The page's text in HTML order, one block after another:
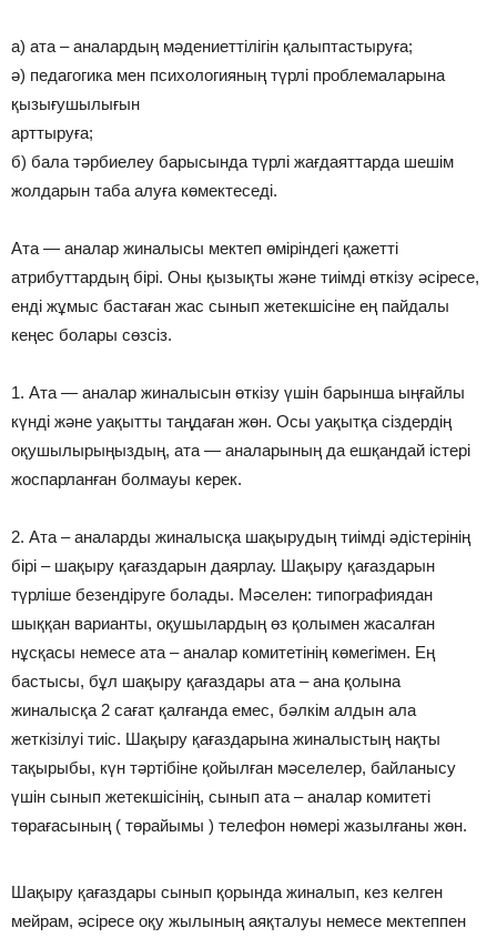
а) ата – аналардың мәдениеттілігін қалыптастыруға;
ә) педагогика мен психологияның түрлі проблемаларына
қызығушылығын
арттыруға;
б) бала тәрбиелеу барысында түрлі жағдаяттарда шешім
жолдарын таба алуға көмектеседі.
Ата — аналар жиналысы мектеп өміріндегі қажетті
атрибуттардың бірі. Оны қызықты және тиімді өткізу әсіресе,
енді жұмыс бастаған жас сынып жетекшісіне ең пайдалы
кеңес болары сөзсіз.
1. Ата — аналар жиналысын өткізу үшін барынша ыңғайлы
күнді және уақытты таңдаған жөн. Осы уақытқа сіздердің
оқушылырыңыздың, ата — аналарының да ешқандай істері
жоспарланған болмауы керек.
2. Ата – аналарды жиналысқа шақырудың тиімді әдістерінің
бірі – шақыру қағаздарын даярлау. Шақыру қағаздарын
түрліше безендіруге болады. Мәселен: типографиядан
шыққан варианты, оқушылардың өз қолымен жасалған
нұсқасы немесе ата – аналар комитетінің көмегімен. Ең
бастысы, бұл шақыру қағаздары ата – ана қолына
жиналысқа 2 сағат қалғанда емес, бәлкім алдын ала
жеткізілуі тиіс. Шақыру қағаздарына жиналыстың нақты
тақырыбы, күн тәртібіне қойылған мәселелер, байланысу
үшін сынып жетекшісінің, сынып ата – аналар комитеті
төрағасының ( төрайымы ) телефон нөмері жазылғаны жөн.
Шақыру қағаздары сынып қорында жиналып, кез келген
мейрам, әсіресе оқу жылының аяқталуы немесе мектеппен